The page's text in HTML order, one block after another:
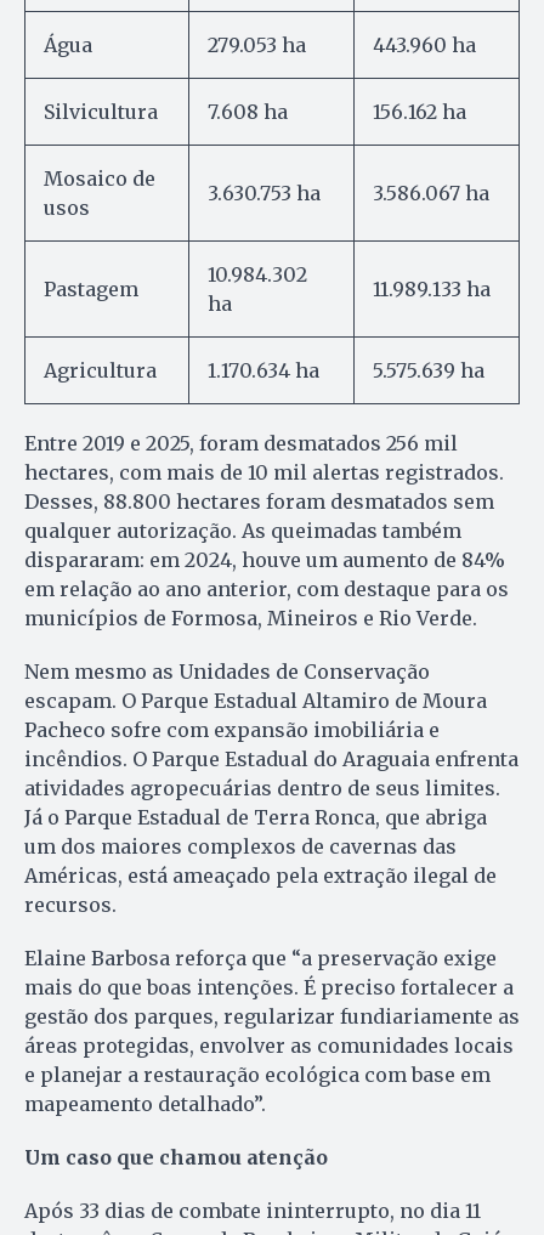
Água 279.053 ha 443.960 ha
Silvicultura 7.608 ha 156.162 ha
Mosaico de
usos
3.630.753 ha 3.586.067 ha
Pastagem
10.984.302
ha
11.989.133 ha
Agricultura 1.170.634 ha 5.575.639 ha
Entre 2019 e 2025, foram desmatados 256 mil
hectares, com mais de 10 mil alertas registrados.
Desses, 88.800 hectares foram desmatados sem
qualquer autorização. As queimadas também
dispararam: em 2024, houve um aumento de 84%
em relação ao ano anterior, com destaque para os
municípios de Formosa, Mineiros e Rio Verde.
Nem mesmo as Unidades de Conservação
escapam. O Parque Estadual Altamiro de Moura
Pacheco sofre com expansão imobiliária e
incêndios. O Parque Estadual do Araguaia enfrenta
atividades agropecuárias dentro de seus limites.
Já o Parque Estadual de Terra Ronca, que abriga
um dos maiores complexos de cavernas das
Américas, está ameaçado pela extração ilegal de
recursos.
Elaine Barbosa reforça que “a preservação exige
mais do que boas intenções. É preciso fortalecer a
gestão dos parques, regularizar fundiariamente as
áreas protegidas, envolver as comunidades locais
e planejar a restauração ecológica com base em
mapeamento detalhado”.
Um caso que chamou atenção
Após 33 dias de combate ininterrupto, no dia 11